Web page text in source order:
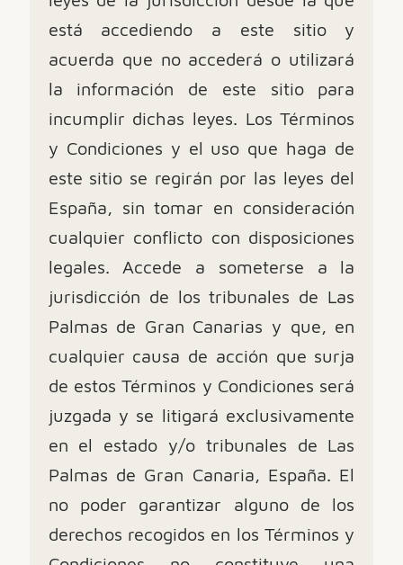
está accediendo a este sitio y
acuerda que no accederá o utilizará
la información de este sitio para
incumplir dichas leyes. Los Términos
y Condiciones y el uso que haga de
este sitio se regirán por las leyes del
España, sin tomar en consideración
cualquier conflicto con disposiciones
legales. Accede a someterse a la
jurisdicción de los tribunales de Las
Palmas de Gran Canarias y que, en
cualquier causa de acción que surja
de estos Términos y Condiciones será
juzgada y se litigará exclusivamente
en el estado y/o tribunales de Las
Palmas de Gran Canaria, España. El
no poder garantizar alguno de los
derechos recogidos en los Términos y